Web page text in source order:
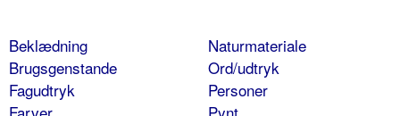
Beklædning
Brugsgenstande
Fagudtryk
Naturmateriale
Ord/udtryk
Personer